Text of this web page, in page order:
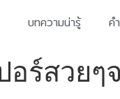
บทความน่ารู้ ค
อร์สวย